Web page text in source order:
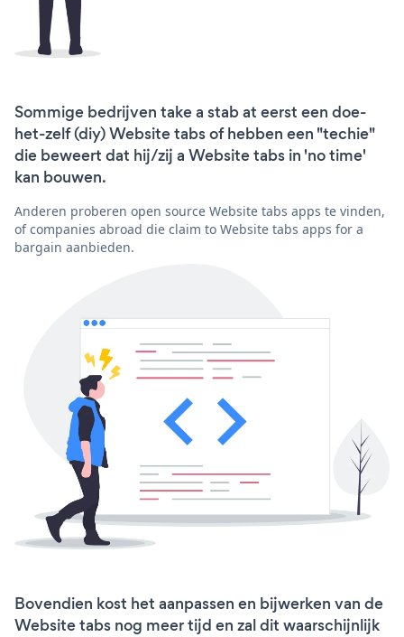
Sommige bedrijven take a stab at eerst een doe-
het-zelf (diy) Website tabs of hebben een "techie"
die beweert dat hij/zij a Website tabs in 'no time'
kan bouwen.
Anderen proberen open source Website tabs apps te vinden,
of companies abroad die claim to Website tabs apps for a
bargain aanbieden.
Bovendien kost het aanpassen en bijwerken van de
Website tabs nog meer tijd en zal dit waarschijnlijk